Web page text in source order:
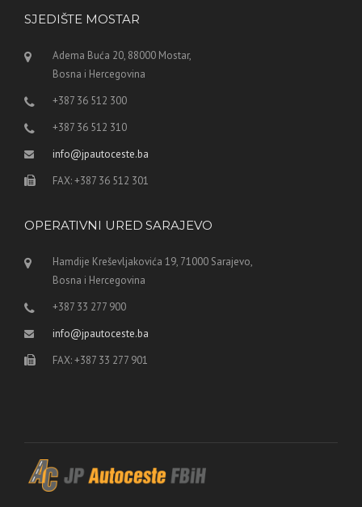
SJEDIŠTE MOSTAR
Adema Buća 20, 88000 Mostar,
Bosna i Hercegovina
+387 36 512 300
+387 36 512 310
info@jpautoceste.ba
FAX: +387 36 512 301
OPERATIVNI URED SARAJEVO
Hamdije Kreševljakovića 19, 71000 Sarajevo,
Bosna i Hercegovina
+387 33 277 900
info@jpautoceste.ba
FAX: +387 33 277 901